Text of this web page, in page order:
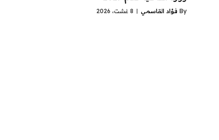
By فؤاد القاسمي 8 غشت، 2026